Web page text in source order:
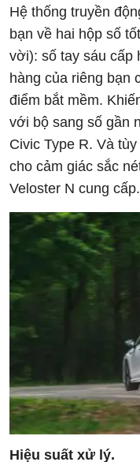
Hệ thống truyền
bạn về hai hộp số
vời): số tay sáu cấp
hàng của riêng bạn
điểm bắt mềm.
với bộ sang số gần
Civic Type R. Và
cho cảm giác sắc
Veloster N cung cấp.
Hiệu suất xử lý.